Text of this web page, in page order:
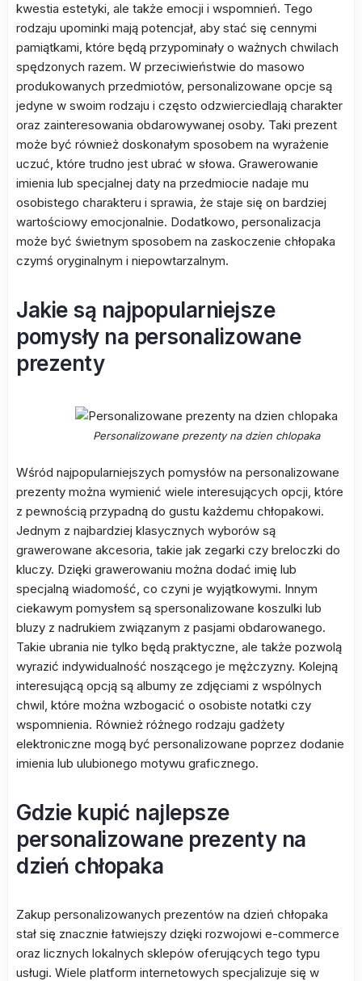
kwestia estetyki, ale także emocji i wspomnień. Tego
rodzaju upominki mają potencjał, aby stać się cennymi
pamiątkami, które będą przypominały o ważnych chwilach
spędzonych razem. W przeciwieństwie do masowo
produkowanych przedmiotów, personalizowane opcje są
jedyne w swoim rodzaju i często odzwierciedlają charakter
oraz zainteresowania obdarowywanej osoby. Taki prezent
może być również doskonałym sposobem na wyrażenie
uczuć, które trudno jest ubrać w słowa. Grawerowanie
imienia lub specjalnej daty na przedmiocie nadaje mu
osobistego charakteru i sprawia, że staje się on bardziej
wartościowy emocjonalnie. Dodatkowo, personalizacja
może być świetnym sposobem na zaskoczenie chłopaka
czymś oryginalnym i niepowtarzalnym.
Jakie są najpopularniejsze
pomysły na personalizowane
prezenty
Personalizowane prezenty na dzien chlopaka
Wśród najpopularniejszych pomysłów na personalizowane
prezenty można wymienić wiele interesujących opcji, które
z pewnością przypadną do gustu każdemu chłopakowi.
Jednym z najbardziej klasycznych wyborów są
grawerowane akcesoria, takie jak zegarki czy breloczki do
kluczy. Dzięki grawerowaniu można dodać imię lub
specjalną wiadomość, co czyni je wyjątkowymi. Innym
ciekawym pomysłem są spersonalizowane koszulki lub
bluzy z nadrukiem związanym z pasjami obdarowanego.
Takie ubrania nie tylko będą praktyczne, ale także pozwolą
wyrazić indywidualność noszącego je mężczyzny. Kolejną
interesującą opcją są albumy ze zdjęciami z wspólnych
chwil, które można wzbogacić o osobiste notatki czy
wspomnienia. Również różnego rodzaju gadżety
elektroniczne mogą być personalizowane poprzez dodanie
imienia lub ulubionego motywu graficznego.
Gdzie kupić najlepsze
personalizowane prezenty na
dzień chłopaka
Zakup personalizowanych prezentów na dzień chłopaka
stał się znacznie łatwiejszy dzięki rozwojowi e-commerce
oraz licznych lokalnych sklepów oferujących tego typu
usługi. Wiele platform internetowych specjalizuje się w